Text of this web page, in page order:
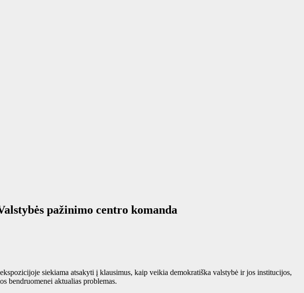
pažinimo centro komanda
siekiama atsakyti į klausimus, kaip veikia demokratiška valstybė ir jos institucijos,
bendruomenei aktualias problemas.